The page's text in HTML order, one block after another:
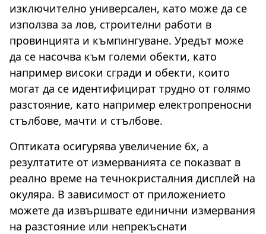
изключително универсален, като може да се
използва за лов, строителни работи в
провинцията и къмпингуване. Уредът може
да се насочва към големи обекти, като
например високи сгради и обекти, които
могат да се идентифицират трудно от голямо
разстояние, като например електропреносни
стълбове, мачти и стълбове.
Оптиката осигурява увеличение 6x, а
резултатите от измерванията се показват в
реално време на течнокристалния дисплей на
окуляра. В зависимост от приложението
можете да извършвате единични измервания
на разстояние или непрекъснати